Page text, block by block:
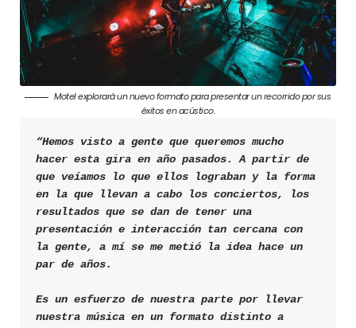
Motel explorará un nuevo formato para presentar un recorrido por sus
éxitos en acústico.
“Hemos visto a gente que queremos mucho
hacer esta gira en año pasados. A partir de
que veíamos lo que ellos lograban y la forma
en la que llevan a cabo los conciertos, los
resultados que se dan de tener una
presentación e interacción tan cercana con
la gente, a mí se me metió la idea hace un
par de años.
Es un esfuerzo de nuestra parte por llevar
nuestra música en un formato distinto a